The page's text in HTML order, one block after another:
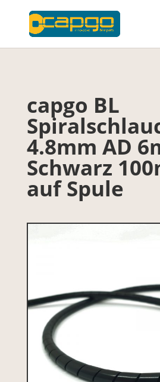
capgo BL
4.8mm AD
Schwarz
auf Spule